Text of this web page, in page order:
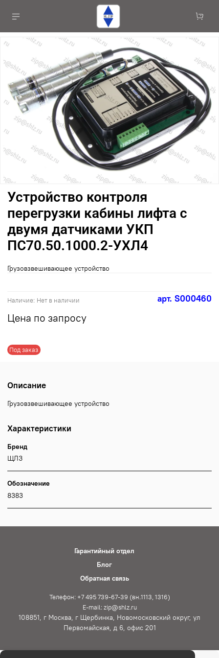
арт. S000460
Наличие: Нет в наличии
Под заказ
Устройство контроля
перегрузки кабины лифта с
двумя датчиками УКП
ПС70.50.1000.2-УХЛ4
Цена по запросу
Грузовзвешивающее устройство
Описание
Грузовзвешивающее устройство
Характеристики
Бренд
ЩЛЗ
Обозначение
8383
Гарантийный отдел
Блог
Обратная связь
Телефон: +7 495 739-67-39 (вн.1113, 1316)
E-mail: zip@shlz.ru
108851, г Москва, г Щербинка, Новомосковский округ, ул
Первомайская, д 6, офис 201